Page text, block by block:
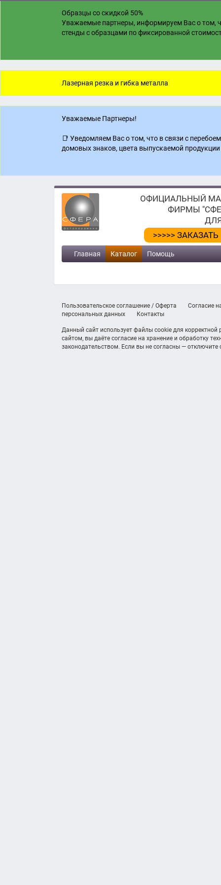
Образцы со скидкой 50%
Уважаемые партнеры, информируем Вас о том,
стенды с образцами по фиксированной
Лазерная резка и гибка металла
Уважаемые Партнеры!
📑 Уведомляем Вас о том, что в связи с
домовых знаков, цвета выпускаемой
ОФИЦИАЛЬНЫЙ
ФИРМЫ
>>>>>
Главная Каталог Помощь
Пользовательское соглашение / Оферта
Согласие
персональных данных
Контакты
Данный сайт использует файлы cookie для
сайтом, вы даёте согласие на хранение и обработку
законодательством. Если вы не согласны — отключите